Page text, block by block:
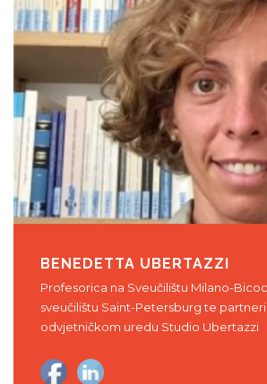
BENEDETTA UBERTAZZI
Profesorica na Sveučilištu Milano-
sveučilištu Saint-Petersburg te
odvjetničkom uredu Studio Ubertazzi